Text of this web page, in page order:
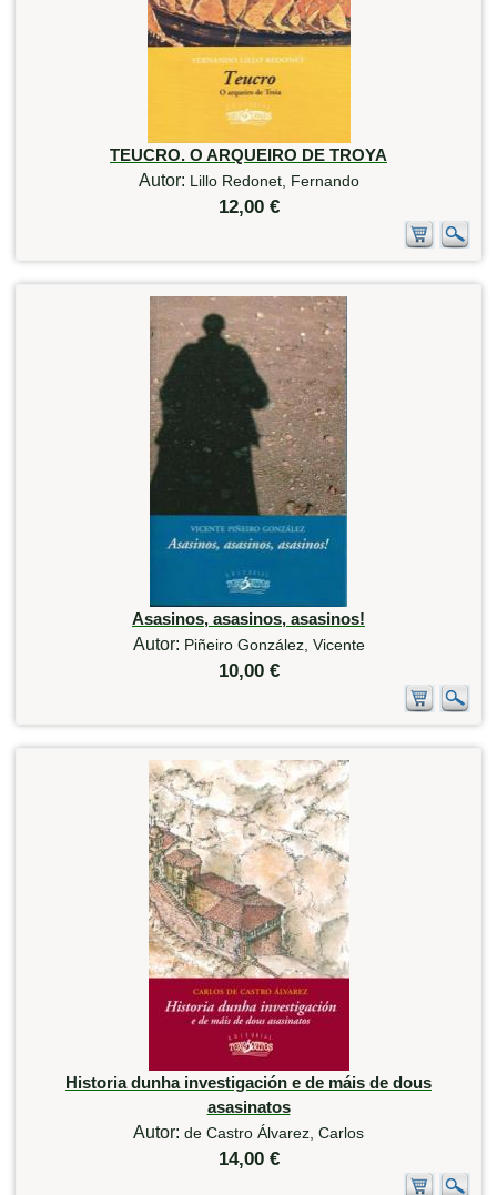
TEUCRO. O ARQUEIRO DE TROYA
Autor: Lillo Redonet, Fernando
12,00 €
Asasinos, asasinos, asasinos!
Autor: Piñeiro González, Vicente
10,00 €
Historia dunha investigación e de máis de dous
asasinatos
Autor: de Castro Álvarez, Carlos
14,00 €